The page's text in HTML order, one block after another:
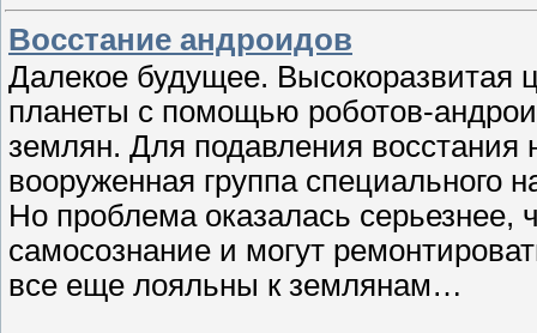
Восстание андроидов
Далекое будущее. Высокоразвитая
планеты с помощью роботов-
землян. Для подавления восстания
вооруженная группа специального
Но проблема оказалась
самосознание и могут
все еще лояльны к землянам…